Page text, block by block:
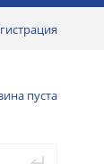
пуста